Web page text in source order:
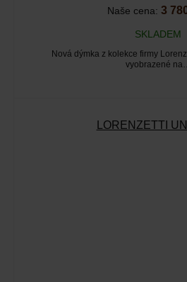
Naše cena: 3
SKLADEM
Nová dýmka z kolekce firmy
vyobrazené
LORENZETTI